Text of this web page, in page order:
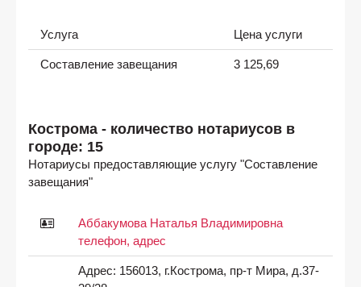
Услуга Цена услуги
Составление завещания 3 125,69
Кострома - количество нотариусов в
городе: 15
Нотариусы предоставляющие услугу "Составление
завещания"
Аббакумова Наталья Владимировна
телефон, адрес
Адрес: 156013, г.Кострома, пр-т Мира, д.37-